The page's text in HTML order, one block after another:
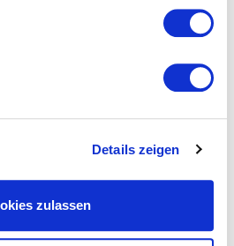
Details zeigen
zulassen
Efia: Wohnmatte Santa Lama